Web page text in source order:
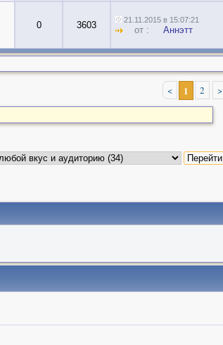
0 3603 21.11.2015 в 15:07:21
от : Аннэтт
< 1 2 >